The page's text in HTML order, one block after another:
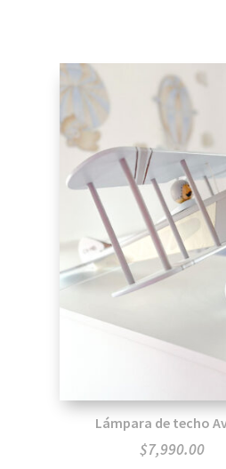
Lámpara de techo
$7,990.00